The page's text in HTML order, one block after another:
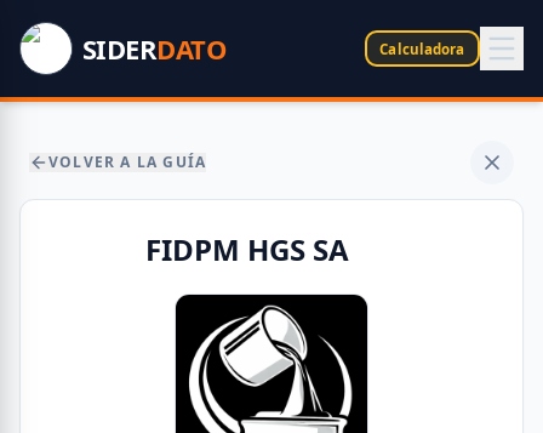
SIDERDATO Calculadora
VOLVER A LA GUÍA
FIDPM HGS SA